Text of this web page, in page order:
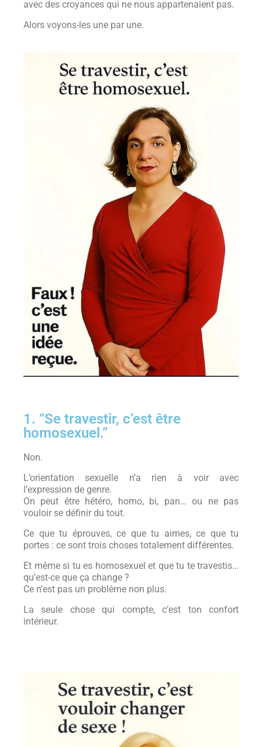
avec des croyances qui ne nous appartenaient pas.
Alors voyons-les une par une.
1. “Se travestir, c’est être
homosexuel.”
Non.
L’orientation sexuelle n’a rien à voir avec
l’expression de genre.
On peut être hétéro, homo, bi, pan… ou ne pas
vouloir se définir du tout.
Ce que tu éprouves, ce que tu aimes, ce que tu
portes : ce sont trois choses totalement différentes.
Et même si tu es homosexuel et que tu te travestis…
qu’est-ce que ça change ?
Ce n’est pas un problème non plus.
La seule chose qui compte, c’est ton confort
intérieur.